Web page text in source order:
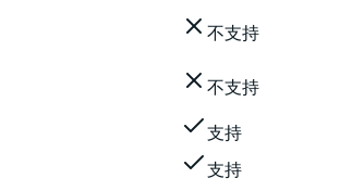
不支持
不支持
支持
支持